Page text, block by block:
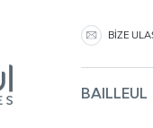
BİZE
BAILLEUL